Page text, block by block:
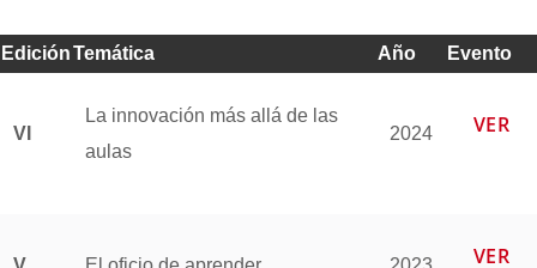
EdiciónTemática Año Evento
VI
La innovación más allá de las
aulas
2024 VER
VER